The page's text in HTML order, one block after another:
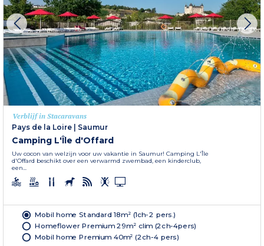
Verblijf in Stacaravans
Pays de la Loire
Saumur
Camping L'Île d'Offard
Uw cocon van welzijn voor uw vakantie in Saumur! Camping L'Île
d'Offard beschikt over een verwarmd zwembad, een kinderclub,
een...
Mobil home Standard 18m² (1ch-2 pers.)
Homeflower Premium 29m² clim (2ch-4pers)
Mobil home Premium 40m² (2ch-4 pers)